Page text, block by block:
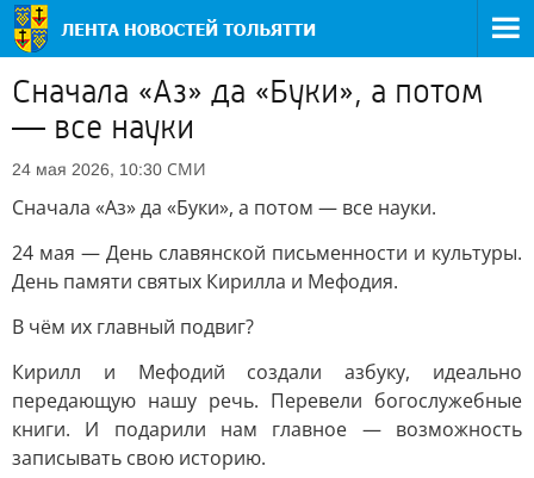
Сначала «Аз» да «Буки», а потом
— все науки
24 мая 2026, 10:30 СМИ
Сначала «Аз» да «Буки», а потом — все науки.
24 мая — День славянской письменности и культуры.
День памяти святых Кирилла и Мефодия.
В чём их главный подвиг?
Кирилл и Мефодий создали азбуку, идеально
передающую нашу речь. Перевели богослужебные
книги. И подарили нам главное — возможность
записывать свою историю.